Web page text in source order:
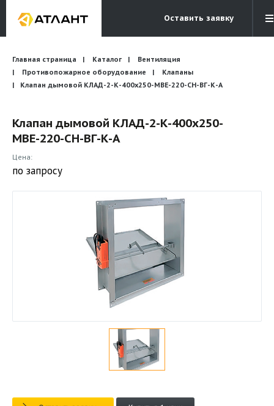
Оставить заявку
Электронная почта
info@atlantcompany.ru
Бесплатный звонок
8 (495) 532-45-07
Бренды
Бланки запросов
Главная страница Каталог
Вентиляция
Противопожарное оборудование
Клапаны
Клапан дымовой КЛАД-2-К-400x250-МВЕ-220-СН-ВГ-К-А
Клапан дымовой КЛАД-2-К-400x250-
МВЕ-220-СН-ВГ-К-А
Цена:
по запросу